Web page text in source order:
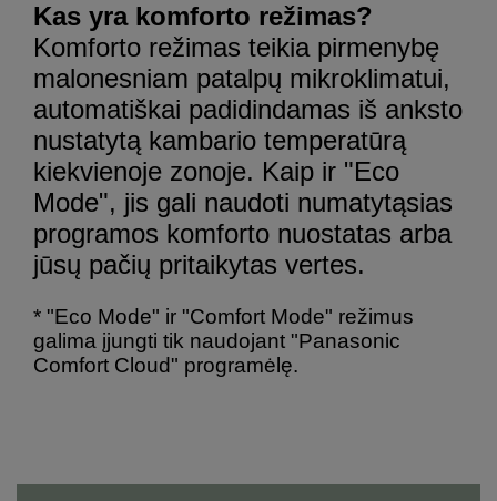
Kas yra komforto režimas?
Komforto režimas teikia pirmenybę
malonesniam patalpų mikroklimatui,
automatiškai padidindamas iš anksto
nustatytą kambario temperatūrą
kiekvienoje zonoje. Kaip ir "Eco
Mode", jis gali naudoti numatytąsias
programos komforto nuostatas arba
jūsų pačių pritaikytas vertes.
* "Eco Mode" ir "Comfort Mode" režimus
galima įjungti tik naudojant "Panasonic
Comfort Cloud" programėlę.